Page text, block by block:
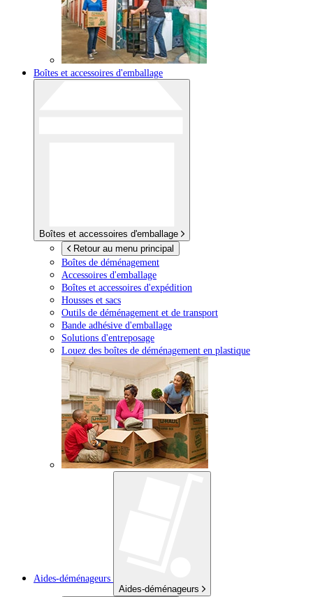
Boîtes et accessoires d'emballage
Boîtes et accessoires d'emballage
Retour au menu principal
Boîtes de déménagement
Accessoires d'emballage
Boîtes et accessoires d'expédition
Housses et sacs
Outils de déménagement et de transport
Bande adhésive d'emballage
Solutions d'entreposage
Louez des boîtes de déménagement en plastique
Aides-déménageurs
Aides-déménageurs